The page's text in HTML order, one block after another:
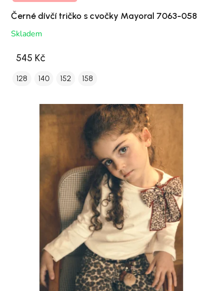
Černé dívčí tričko s cvočky Mayoral 7063-058
Skladem
545 Kč
128 140 152 158